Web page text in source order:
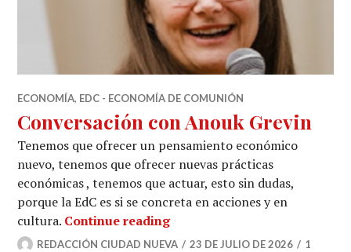
ECONOMÍA, EDC - ECONOMÍA DE COMUNIÓN
Conversación con Anouk Grevin
Tenemos que ofrecer un pensamiento económico
nuevo, tenemos que ofrecer nuevas prácticas
económicas , tenemos que actuar, esto sin dudas,
porque la EdC es si se concreta en acciones y en
cultura. Continue readingConversación con Anouk
REDACCIÓN CIUDAD NUEVA 23 DE JULIO DE 2026
1